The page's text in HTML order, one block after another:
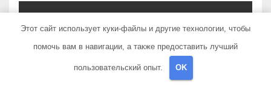
UNCATEGORISED
Политов Владимир —
Этот сайт использует куки-файлы и другие технологии, чтобы
помочь вам в навигации, а также предоставить лучший
пользовательский опыт. OK